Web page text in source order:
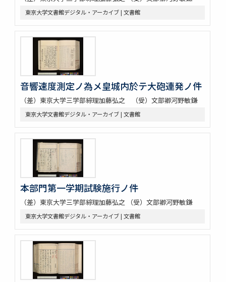
東京大学文書館デジタル・アーカイブ | 文書館
音響速度測定ノ為メ皇城内於テ大砲連発ノ件
（差）東京大学三学部綜理加藤弘之 （受）文部卿河野敏鎌
東京大学文書館デジタル・アーカイブ | 文書館
本部門第一学期試験施行ノ件
（差）東京大学三学部綜理加藤弘之 （受）文部卿河野敏鎌
東京大学文書館デジタル・アーカイブ | 文書館